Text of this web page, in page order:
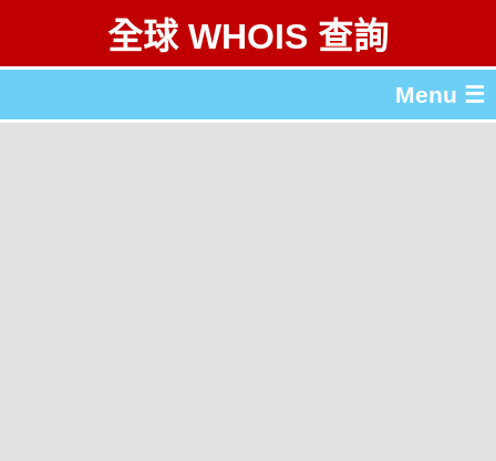
全球 WHOIS 查詢
Menu ☰